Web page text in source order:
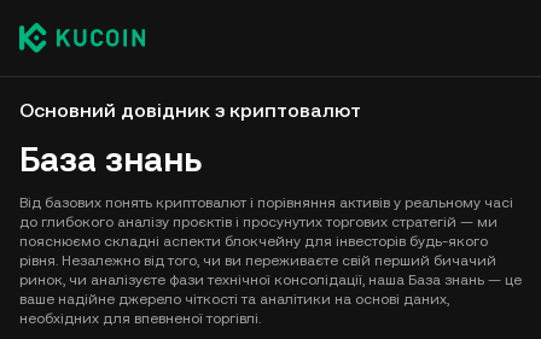
Основний довідник з криптовалют
База знань
Від базових понять криптовалют і порівняння активів у реальному часі
до глибокого аналізу проєктів і просунутих торгових стратегій — ми
пояснюємо складні аспекти блокчейну для інвесторів будь-якого
рівня. Незалежно від того, чи ви переживаєте свій перший бичачий
ринок, чи аналізуєте фази технічної консолідації, наша База знань — це
ваше надійне джерело чіткості та аналітики на основі даних,
необхідних для впевненої торгівлі.